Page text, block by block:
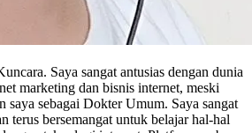
Saya sangat antusias dengan dunia
marketing dan bisnis internet, meski
saya sebagai Dokter Umum. Saya sangat
terus bersemangat untuk belajar hal-hal